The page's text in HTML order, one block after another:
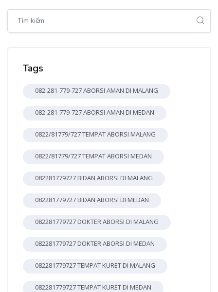
Tags
082-281-779-727 ABORSI AMAN DI MALANG
082-281-779-727 ABORSI AMAN DI MEDAN
0822/81779/727 TEMPAT ABORSI MALANG
0822/81779/727 TEMPAT ABORSI MEDAN
082281779727 BIDAN ABORSI DI MALANG
082281779727 BIDAN ABORSI DI MEDAN
082281779727 DOKTER ABORSI DI MALANG
082281779727 DOKTER ABORSI DI MEDAN
082281779727 TEMPAT KURET DI MALANG
082281779727 TEMPAT KURET DI MEDAN